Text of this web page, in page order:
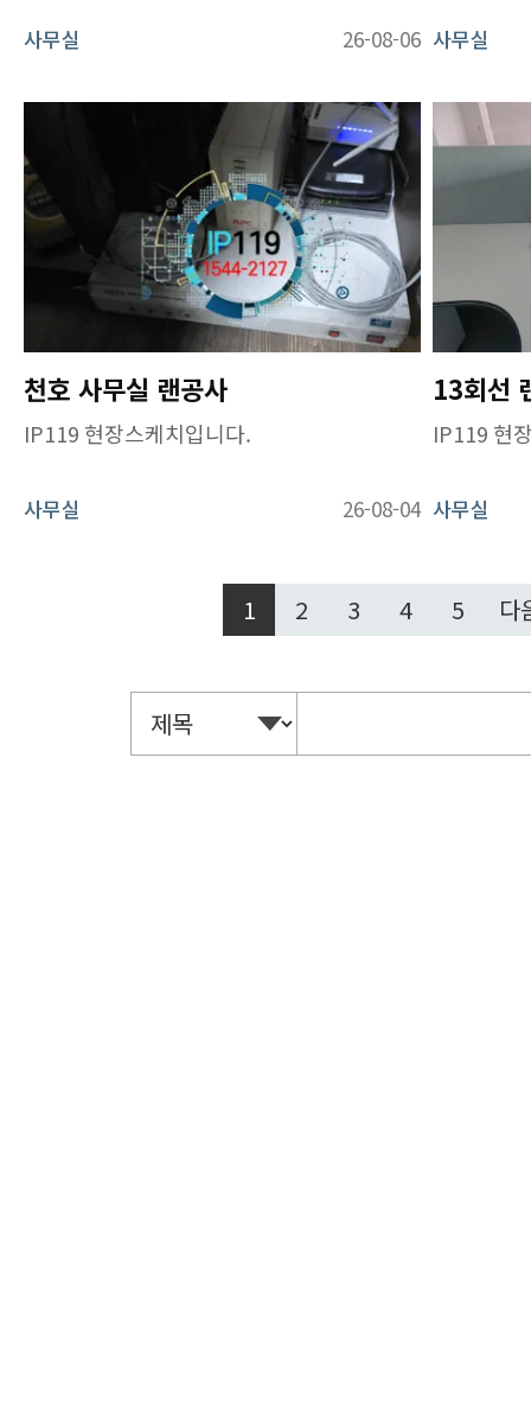
사무실 26-08-06 사무실
천호 사무실 랜공사
IP119 현장스케치입니다.
사무실 26-08-04
IP119 현
사무실
1 2 3 4 5 다